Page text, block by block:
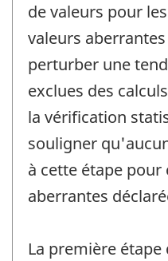
de valeurs pour
valeurs
perturber une
exclues des
la vérification
souligner
à cette étape
aberrantes
La première